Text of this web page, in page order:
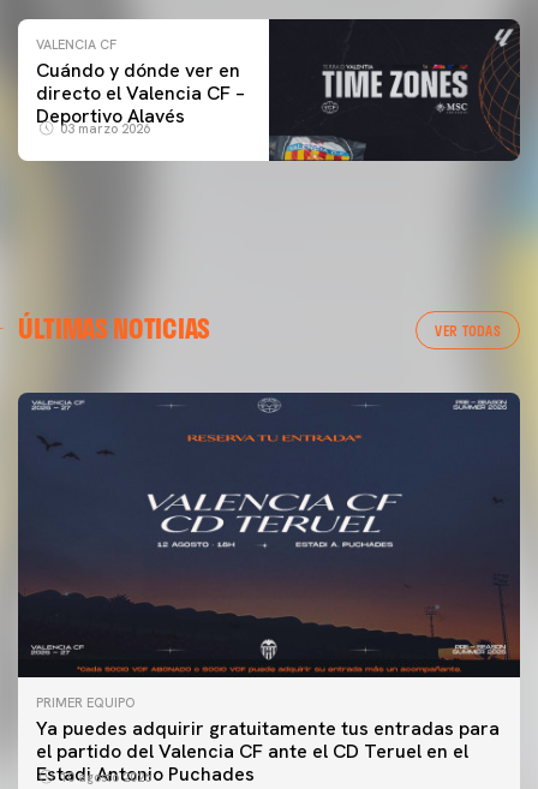
VALENCIA CF
Cuándo y dónde ver en
directo el Valencia CF –
Deportivo Alavés
03 marzo 2026
ÚLTIMAS NOTICIAS VER TODAS
PRIMER EQUIPO
Ya puedes adquirir gratuitamente tus entradas para
el partido del Valencia CF ante el CD Teruel en el
Estadi Antonio Puchades
10 agosto 2026